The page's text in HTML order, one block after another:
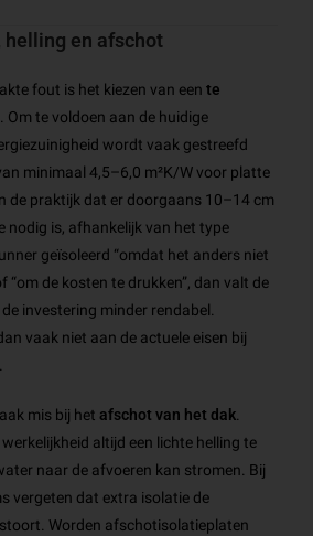
en afschot
fout is het kiezen van eente
. Om te voldoen aan de huidige
wordt vaak gestreefd
minimaal 4,5–6,0 m²K/W voor platte
de praktijk dat er doorgaans 10–14 cm
nodig is, afhankelijk van het type
geïsoleerd “omdat het anders niet
“om de kosten te drukken”, dan valt de
investering minder rendabel.
vaak niet aan de actuele eisen bij
mis bij het afschot van het dak.
altijd een lichte helling te
naar de afvoeren kan stromen. Bij
vergeten dat extra isolatie de
Worden afschotisolatieplaten